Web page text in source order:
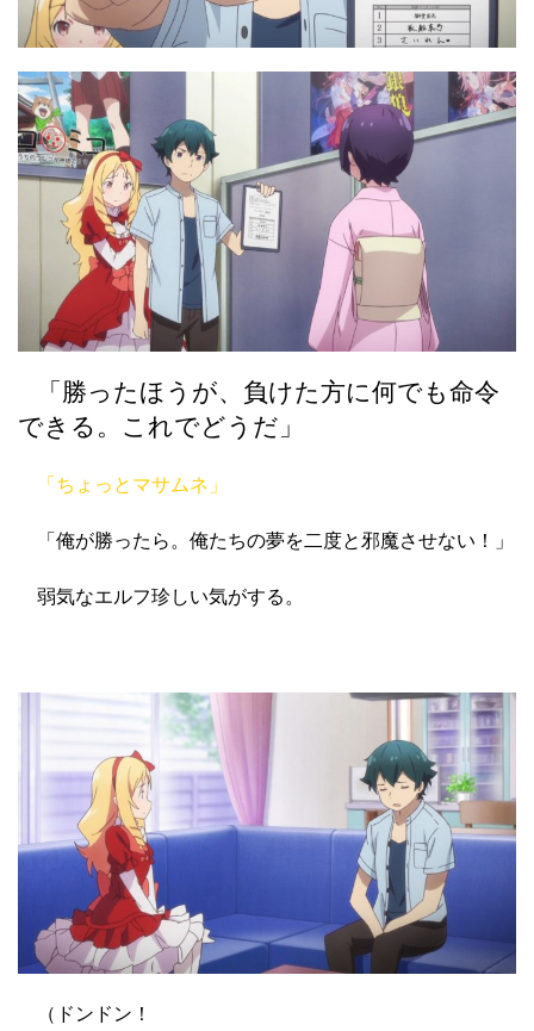
「勝ったほうが、負けた方に何でも命令
できる。これでどうだ」
「ちょっとマサムネ」
「俺が勝ったら。俺たちの夢を二度と邪魔させない！」
弱気なエルフ珍しい気がする。
（ドンドン！